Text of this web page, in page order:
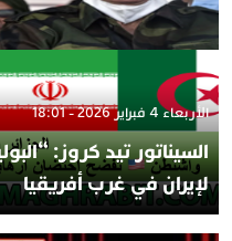
الأربعاء 4 فبراير 2026 - 18:01
السيناتور تيد كروز:
لإيران في غرب أفريقيا